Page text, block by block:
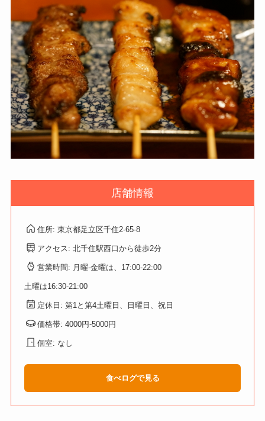
店舗情報
住所: 東京都足立区千住2-65-8
アクセス: 北千住駅西口から徒歩2分
営業時間: 月曜-金曜は、17:00-22:00
土曜は16:30-21:00
定休日: 第1と第4土曜日、日曜日、祝日
価格帯: 4000円-5000円
個室: なし
食べログで見る